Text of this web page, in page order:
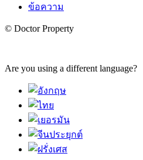
ข้อความ
© Doctor Property
Are you using a different language?